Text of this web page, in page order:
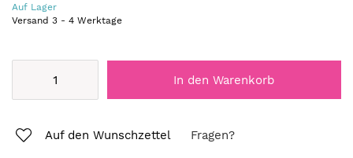
Auf Lager
Versand 3 - 4 Werktage
In den Warenkorb
Auf den Wunschzettel Fragen?